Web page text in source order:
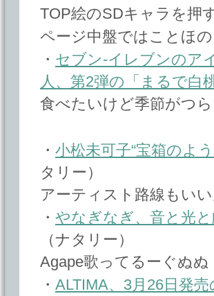
TOP絵のSDキャラを押
ページ中盤ではことほの
・ セブン-イレブンのア
人、第2弾の「まるで白
食べたいけど季節がつら
・ 小松未可子“宝箱のよ
タリー）
アーティスト路線もい
・ やなぎなぎ、音と光
（ナタリー）
Agape歌ってるーぐぬぬ
・ ALTIMA、3月26日発